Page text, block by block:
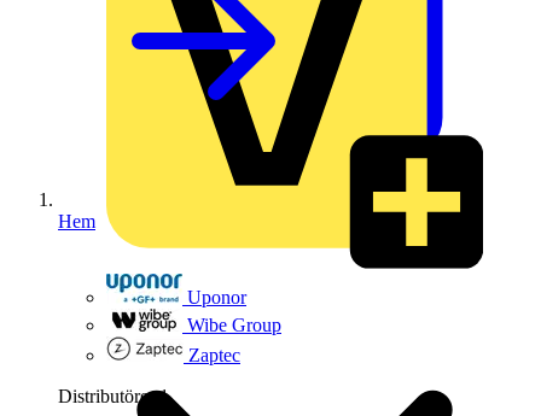
Uponor
Wibe Group
Zaptec
Distributörer 1
Hem